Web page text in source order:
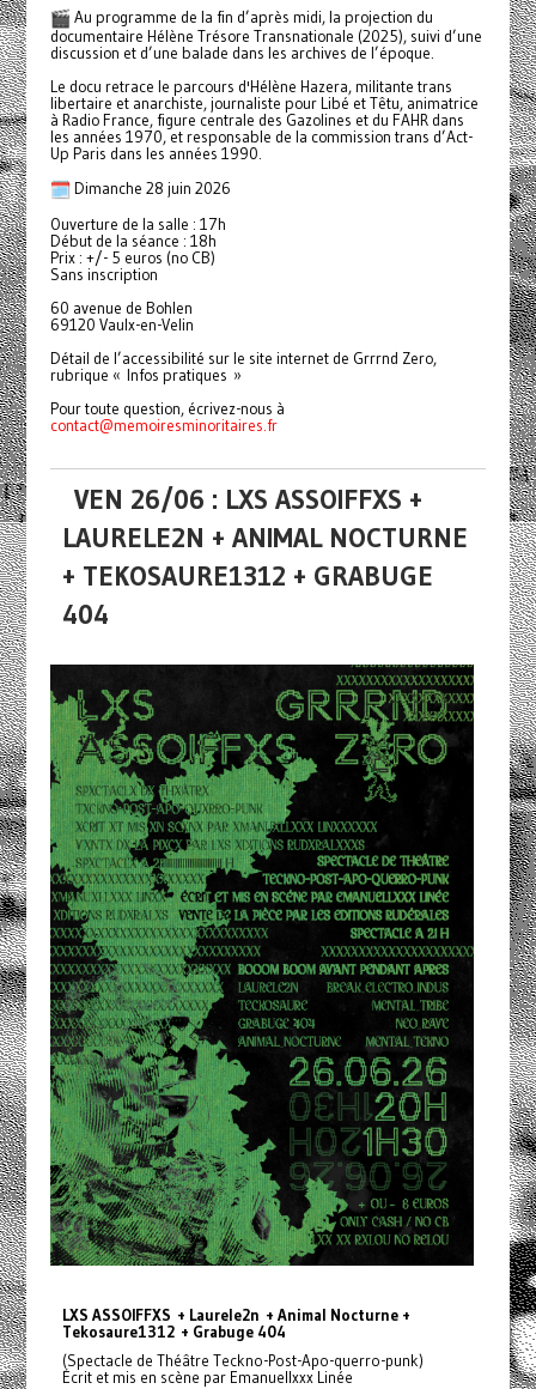
Au programme de la fin d’après midi, la projection du
documentaire Hélène Trésore Transnationale (2025), suivi d’une
discussion et d’une balade dans les archives de l’époque.
Le docu retrace le parcours d'Hélène Hazera, militante trans
libertaire et anarchiste, journaliste pour Libé et Têtu, animatrice
à Radio France, figure centrale des Gazolines et du FAHR dans
les années 1970, et responsable de la commission trans d’Act-
Up Paris dans les années 1990.
Dimanche 28 juin 2026
Ouverture de la salle : 17h
Début de la séance : 18h
Prix : +/- 5 euros (no CB)
Sans inscription
60 avenue de Bohlen
69120 Vaulx-en-Velin
Détail de l’accessibilité sur le site internet de Grrrnd Zero,
rubrique « Infos pratiques »
Pour toute question, écrivez-nous à
contact@memoiresminoritaires.fr
VEN 26/06 : LXS ASSOIFFXS +
LAURELE2N + ANIMAL NOCTURNE
+ TEKOSAURE1312 + GRABUGE
404
LXS ASSOIFFXS + Laurele2n + Animal Nocturne +
Tekosaure1312 + Grabuge 404
(Spectacle de Théâtre Teckno-Post-Apo-querro-punk)
Écrit et mis en scène par Emanuellxxx Linée